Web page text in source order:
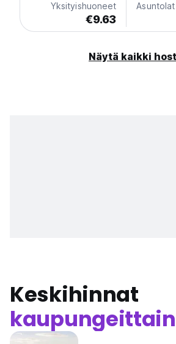
Yksityishuoneet
€9.63
Näytä kaikki
Keskihinnat
kaupungeittain